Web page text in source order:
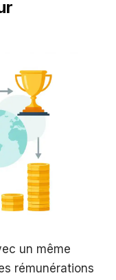
un même
rémunérations